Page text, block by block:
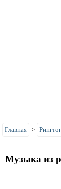
Главная >
Музыка из